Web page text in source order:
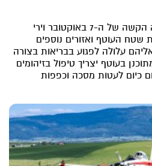
מומחים מזהירים שהמתקפה הקשה של ה-7 באוקטובר וירי
העוטף ואזורים נוספים
עלולה לפגוע בבריאות בצורה
בעוטף יצריך טיפול בזיהומים
כיום לעטות מסכה וכפפות